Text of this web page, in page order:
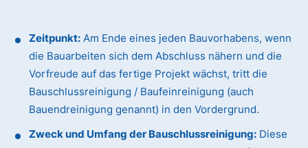
Zeitpunkt: Am Ende eines jeden Bauvorhabens, wenn
die Bauarbeiten sich dem Abschluss nähern und die
Vorfreude auf das fertige Projekt wächst, tritt die
Bauschlussreinigung / Baufeinreinigung (auch
Bauendreinigung genannt) in den Vordergrund.
Zweck und Umfang der Bauschlussreinigung: Diese